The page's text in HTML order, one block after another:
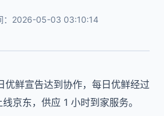
：2026-05-03 03:10:14
优鲜宣告达到协作，每日优鲜经过
京东，供应 1 小时到家服务。